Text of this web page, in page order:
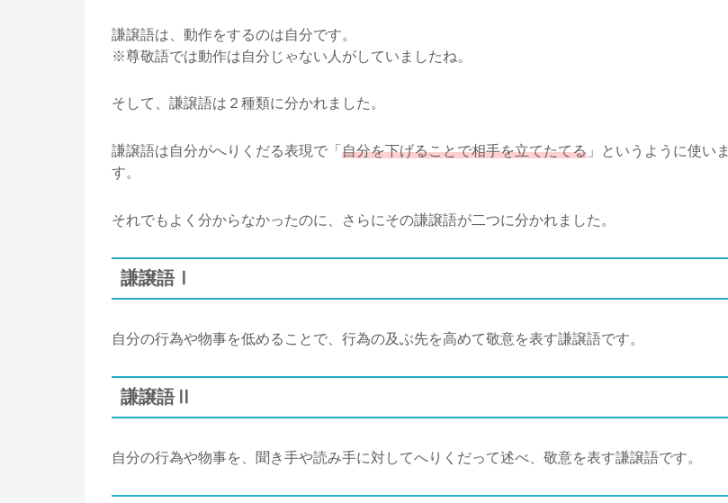
謙譲語は、動作をするのは自分です。
※尊敬語では動作は自分じゃない人がしていましたね。
そして、謙譲語は２種類に分かれました。
謙譲語は自分がへりくだる表現で「 自分を下げることで相手を立てたてる 」というように使いま
す。
それでもよく分からなかったのに、さらにその謙譲語が二つに分かれました。
謙譲語Ⅰ
自分の行為や物事を低めることで、行為の及ぶ先を高めて敬意を表す謙譲語です。
謙譲語Ⅱ
自分の行為や物事を、聞き手や読み手に対してへりくだって述べ、敬意を表す謙譲語です。